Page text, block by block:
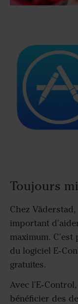
Toujours
Chez
important
maximum. C'est
du logiciel E-
gratuites.
Avec l'E-
bénéficier des